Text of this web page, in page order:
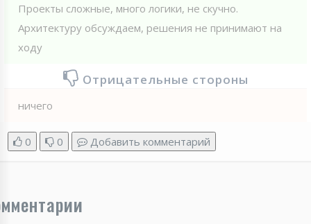
Проекты сложные, много логики, не скучно.
Архитектуру обсуждаем, решения не принимают на
ходу
Отрицательные стороны
ничего
0 0 Добавить комментарий